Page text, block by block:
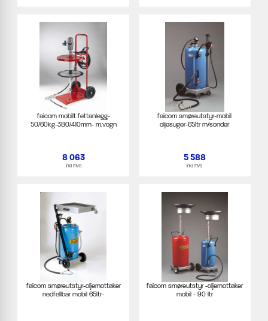
faicom mobilt fettanlegg-
50/60kg-380/410mm- m.vogn
8 063
inkl mva
faicom smøreutstyr-mobil
oljesuger-65ltr m/sonder
5 588
inkl mva
faicom smøreutstyr-oljemottaker
nedfellbar mobil 65ltr-
faicom smøreutstyr -oljemottaker
mobil - 90 ltr